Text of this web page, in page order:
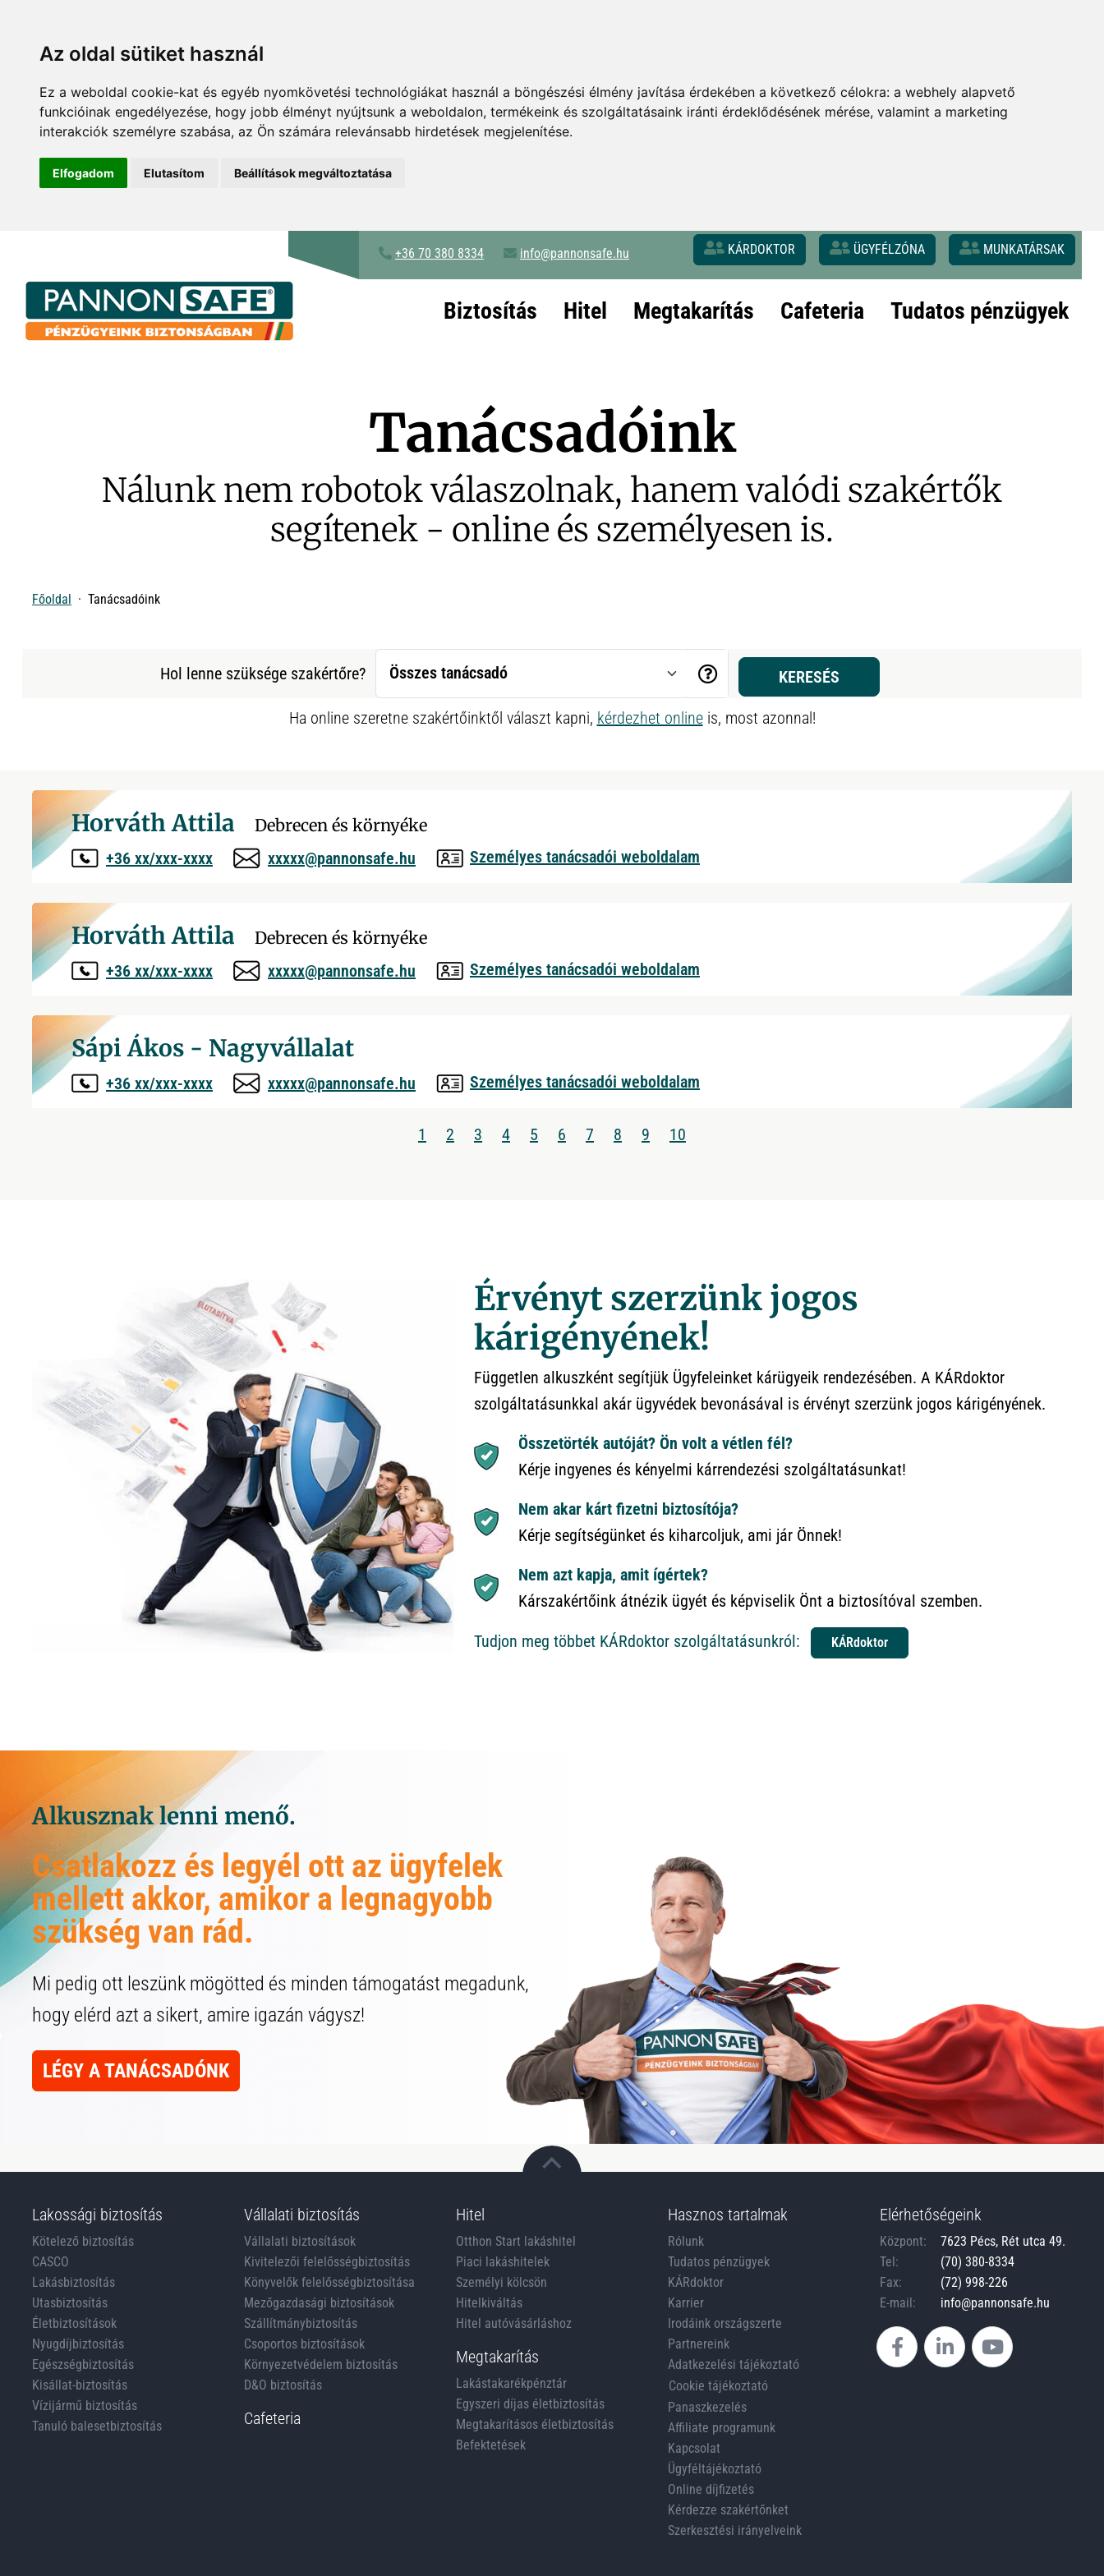
Az oldal sütiket használ
Ez a weboldal cookie-kat és egyéb nyomkövetési technológiákat használ a böngészési élmény javítása érdekében a következő célokra: a webhely alapvető
funkcióinak engedélyezése, hogy jobb élményt nyújtsunk a weboldalon, termékeink és szolgáltatásaink iránti érdeklődésének mérése, valamint a marketing
interakciók személyre szabása, az Ön számára relevánsabb hirdetések megjelenítése.
Elfogadom Elutasítom Beállítások megváltoztatása
+36 70 380 8334 info@pannonsafe.hu KÁRDOKTOR ÜGYFÉLZÓNA MUNKATÁRSAK
Biztosítás Hitel Megtakarítás Cafeteria Tudatos pénzügyek
Tanácsadóink
Nálunk nem robotok válaszolnak, hanem valódi szakértők
segítenek - online és személyesen is.
Főoldal Tanácsadóink
Hol lenne szüksége szakértőre? KERESÉS
Ha online szeretne szakértőinktől választ kapni, kérdezhet onlineis, most azonnal!
Horváth Attila Debrecen és környéke
+36 xx/xxx-xxxx xxxxx@pannonsafe.hu Személyes tanácsadói weboldalam
Horváth Attila Debrecen és környéke
+36 xx/xxx-xxxx xxxxx@pannonsafe.hu Személyes tanácsadói weboldalam
Sápi Ákos - Nagyvállalat
+36 xx/xxx-xxxx xxxxx@pannonsafe.hu Személyes tanácsadói weboldalam
1 2 3 4 5 6 7 8 9 10
Érvényt szerzünk jogos
kárigényének!
Független alkuszként segítjük Ügyfeleinket kárügyeik rendezésében. A KÁRdoktor
szolgáltatásunkkal akár ügyvédek bevonásával is érvényt szerzünk jogos kárigényének.
Összetörték autóját? Ön volt a vétlen fél?
Kérje ingyenes és kényelmi kárrendezési szolgáltatásunkat!
Nem akar kárt fizetni biztosítója?
Kérje segítségünket és kiharcoljuk, ami jár Önnek!
Nem azt kapja, amit ígértek?
Kárszakértőink átnézik ügyét és képviselik Önt a biztosítóval szemben.
Tudjon meg többet KÁRdoktor szolgáltatásunkról: KÁRdoktor
Alkusznak lenni menő.
Csatlakozz és legyél ott az ügyfelek
mellett akkor, amikor a legnagyobb
szükség van rád.
Mi pedig ott leszünk mögötted és minden támogatást megadunk,
hogy elérd azt a sikert, amire igazán vágysz!
LÉGY A TANÁCSADÓNK
Lakossági biztosítás
Kötelező biztosítás
CASCO
Lakásbiztosítás
Utasbiztosítás
Életbiztosítások
Nyugdíjbiztosítás
Egészségbiztosítás
Kisállat-biztosítás
Vízijármű biztosítás
Tanuló balesetbiztosítás
Vállalati biztosítás
Vállalati biztosítások
Kivitelezői felelősségbiztosítás
Könyvelők felelősségbiztosítása
Mezőgazdasági biztosítások
Szállítmánybiztosítás
Csoportos biztosítások
Környezetvédelem biztosítás
D&O biztosítás
Cafeteria
Hitel
Otthon Start lakáshitel
Piaci lakáshitelek
Személyi kölcsön
Hitelkiváltás
Hitel autóvásárláshoz
Megtakarítás
Lakástakarékpénztár
Egyszeri díjas életbiztosítás
Megtakarításos életbiztosítás
Befektetések
Hasznos tartalmak
Rólunk
Tudatos pénzügyek
KÁRdoktor
Karrier
Irodáink országszerte
Partnereink
Adatkezelési tájékoztató
Cookie tájékoztató
Panaszkezelés
Affiliate programunk
Kapcsolat
Ügyféltájékoztató
Online díjfizetés
Kérdezze szakértőnket
Szerkesztési irányelveink
Elérhetőségeink
Központ:
7623 Pécs, Rét utca 49.
Tel:
(70) 380-8334
Fax:
(72) 998-226
E-mail:
info@pannonsafe.hu